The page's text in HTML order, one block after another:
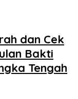
dan Cek
Bakti
Tengah